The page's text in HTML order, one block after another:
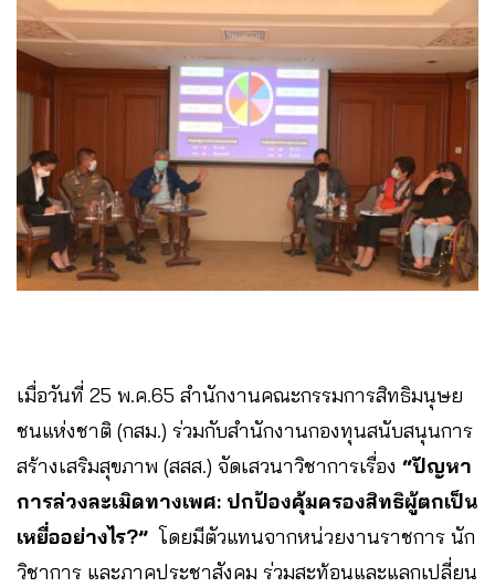
เมื่อวันที่ 25 พ.ค.65 สำนักงานคณะกรรมการสิทธิมนุษย
ชนแห่งชาติ (กสม.) ร่วมกับสำนักงานกองทุนสนับสนุนการ
สร้างเสริมสุขภาพ (สสส.) จัดเสวนาวิชาการเรื่อง “ปัญหา
การล่วงละเมิดทางเพศ: ปกป้องคุ้มครองสิทธิผู้ตกเป็น
เหยื่ออย่างไร?” โดยมีตัวแทนจากหน่วยงานราชการ นัก
วิชาการ และภาคประชาสังคม ร่วมสะท้อนและแลกเปลี่ยน